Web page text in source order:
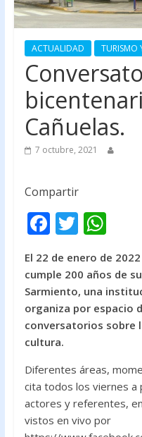
ACTUALIDAD TURISMO
Cañuelas.
7 octubre, 2021
Compartir
F
ac
e
b
o
o
T
itt
er
W
at
s
A
p
El 22 de enero de
cumple 200 años de
Sarmiento, una
organiza por espacio
conversatorios sobre
cultura.
Diferentes áreas,
cita todos los viernes a
actores y referentes,
vistos en vivo por